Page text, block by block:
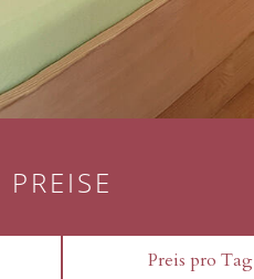
PREISE
Preis pro Tag